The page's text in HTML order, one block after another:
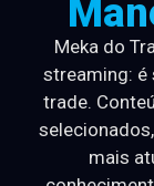
Meka do
streaming: é
trade.
mais